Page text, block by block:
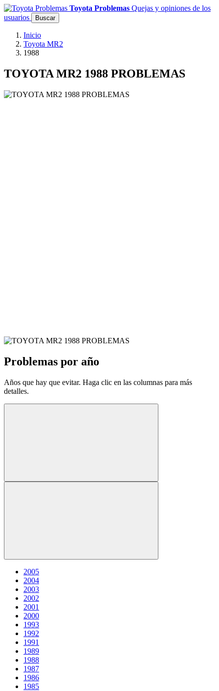
Toyota Problemas Quejas y opiniones de los
usuarios
Buscar
Inicio
Toyota MR2
1988
TOYOTA MR2 1988 PROBLEMAS
Problemas por año
Años que hay que evitar. Haga clic en las columnas para más
detalles.
2005
2004
2003
2002
2001
2000
1993
1992
1991
1989
1988
1987
1986
1985